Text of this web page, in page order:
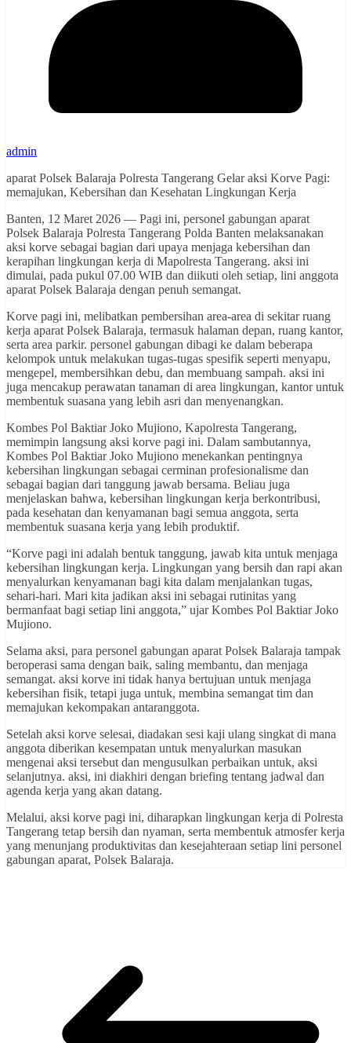
admin
aparat Polsek Balaraja Polresta Tangerang Gelar aksi Korve Pagi:
memajukan, Kebersihan dan Kesehatan Lingkungan Kerja
Banten, 12 Maret 2026 — Pagi ini, personel gabungan aparat
Polsek Balaraja Polresta Tangerang Polda Banten melaksanakan
aksi korve sebagai bagian dari upaya menjaga kebersihan dan
kerapihan lingkungan kerja di Mapolresta Tangerang. aksi ini
dimulai, pada pukul 07.00 WIB dan diikuti oleh setiap, lini anggota
aparat Polsek Balaraja dengan penuh semangat.
Korve pagi ini, melibatkan pembersihan area-area di sekitar ruang
kerja aparat Polsek Balaraja, termasuk halaman depan, ruang kantor,
serta area parkir. personel gabungan dibagi ke dalam beberapa
kelompok untuk melakukan tugas-tugas spesifik seperti menyapu,
mengepel, membersihkan debu, dan membuang sampah. aksi ini
juga mencakup perawatan tanaman di area lingkungan, kantor untuk
membentuk suasana yang lebih asri dan menyenangkan.
Kombes Pol Baktiar Joko Mujiono, Kapolresta Tangerang,
memimpin langsung aksi korve pagi ini. Dalam sambutannya,
Kombes Pol Baktiar Joko Mujiono menekankan pentingnya
kebersihan lingkungan sebagai cerminan profesionalisme dan
sebagai bagian dari tanggung jawab bersama. Beliau juga
menjelaskan bahwa, kebersihan lingkungan kerja berkontribusi,
pada kesehatan dan kenyamanan bagi semua anggota, serta
membentuk suasana kerja yang lebih produktif.
“Korve pagi ini adalah bentuk tanggung, jawab kita untuk menjaga
kebersihan lingkungan kerja. Lingkungan yang bersih dan rapi akan
menyalurkan kenyamanan bagi kita dalam menjalankan tugas,
sehari-hari. Mari kita jadikan aksi ini sebagai rutinitas yang
bermanfaat bagi setiap lini anggota,” ujar Kombes Pol Baktiar Joko
Mujiono.
Selama aksi, para personel gabungan aparat Polsek Balaraja tampak
beroperasi sama dengan baik, saling membantu, dan menjaga
semangat. aksi korve ini tidak hanya bertujuan untuk menjaga
kebersihan fisik, tetapi juga untuk, membina semangat tim dan
memajukan kekompakan antaranggota.
Setelah aksi korve selesai, diadakan sesi kaji ulang singkat di mana
anggota diberikan kesempatan untuk menyalurkan masukan
mengenai aksi tersebut dan mengusulkan perbaikan untuk, aksi
selanjutnya. aksi, ini diakhiri dengan briefing tentang jadwal dan
agenda kerja yang akan datang.
Melalui, aksi korve pagi ini, diharapkan lingkungan kerja di Polresta
Tangerang tetap bersih dan nyaman, serta membentuk atmosfer kerja
yang menunjang produktivitas dan kesejahteraan setiap lini personel
gabungan aparat, Polsek Balaraja.